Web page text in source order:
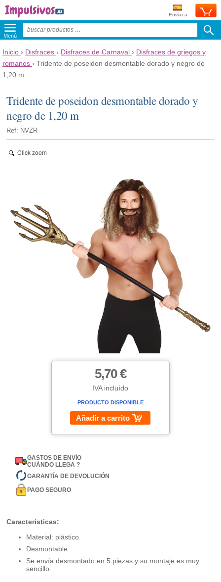
Enviar a:
Menú
Inicio › Disfraces › Disfraces de Carnaval › Disfraces de griegos y
romanos › Tridente de poseidon desmontable dorado y negro de
1,20 m
Tridente de poseidon desmontable dorado y
negro de 1,20 m
Ref: NVZR
Click zoom
5,70 €
IVA incluído
PRODUCTO DISPONIBLE
Añadir a carrito
GASTOS DE ENVÍO
CUÁNDO LLEGA ?
GARANTÍA DE DEVOLUCIÓN
PAGO SEGURO
Características:
Material: plástico.
Desmontable.
Se envía desmontado en 5 piezas y su montaje es muy
sencillo.